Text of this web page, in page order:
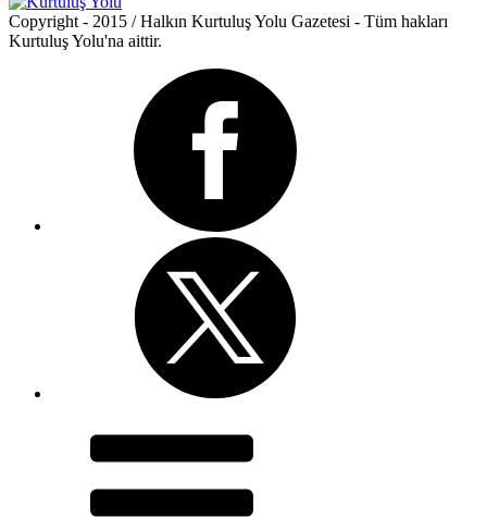
Copyright - 2015 / Halkın Kurtuluş Yolu Gazetesi - Tüm hakları
Kurtuluş Yolu'na aittir.